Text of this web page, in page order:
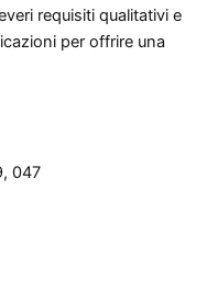
requisiti qualitativi e
per offrire una
047